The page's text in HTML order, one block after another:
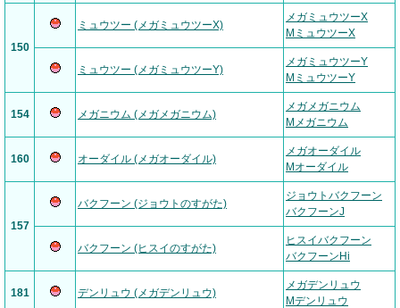
150
ミュウツー (メガミュウツーX)
メガミュウツーX
MミュウツーX
ミュウツー (メガミュウツーY)
メガミュウツーY
MミュウツーY
154 メガニウム (メガメガニウム)
メガメガニウム
Mメガニウム
160 オーダイル (メガオーダイル)
メガオーダイル
Mオーダイル
157
バクフーン (ジョウトのすがた)
ジョウトバクフーン
バクフーンJ
バクフーン (ヒスイのすがた)
ヒスイバクフーン
バクフーンHi
181 デンリュウ (メガデンリュウ)
メガデンリュウ
Mデンリュウ